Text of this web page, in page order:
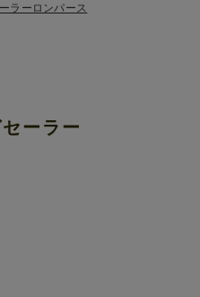
ラーロンパース
ーラー